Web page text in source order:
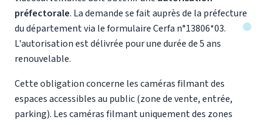
préfectorale. La demande se fait auprès de la préfecture
du département via le formulaire Cerfa n°13806*03.
L'autorisation est délivrée pour une durée de 5 ans
renouvelable.
Cette obligation concerne les caméras filmant des
espaces accessibles au public (zone de vente, entrée,
parking). Les caméras filmant uniquement des zones